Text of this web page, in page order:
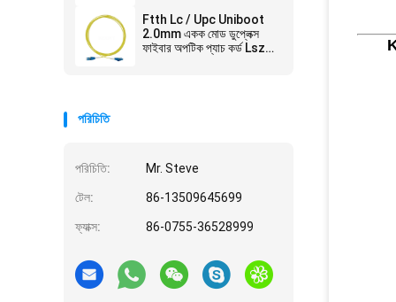
Ftth Lc / Upc Uniboot
2.0mm একক মোড ডুপ্লেক্স
ফাইবার অপটিক প্যাচ কর্ড Lszh
পরিচিতি
পরিচিতি: Mr. Steve
টেল: 86-13509645699
ফ্যাক্স: 86-0755-36528999